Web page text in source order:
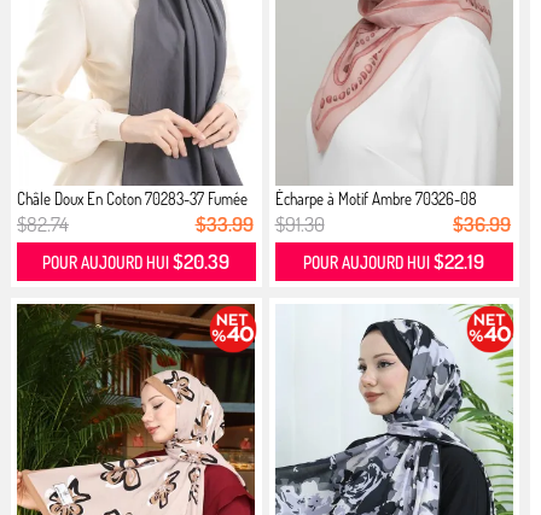
Châle Doux En Coton 70283-37 Fumée
$82.74 $33.99
POUR AUJOURD HUI$20.39
Écharpe à Motif Ambre 70326-08
Rose...
$91.30 $36.99
POUR AUJOURD HUI$22.19